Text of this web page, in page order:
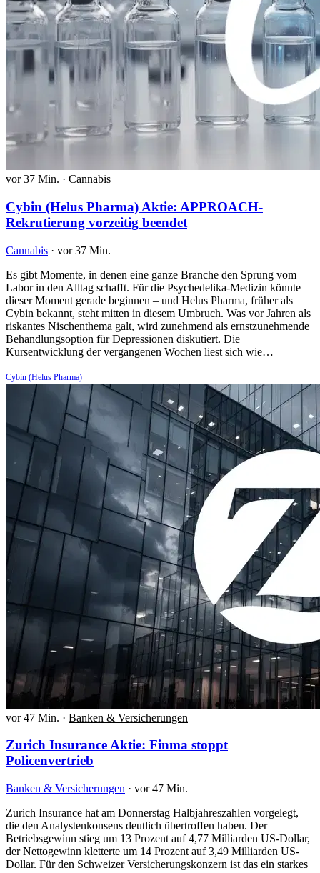
vor 37 Min. · Cannabis
Cybin (Helus Pharma) Aktie: APPROACH-
Rekrutierung vorzeitig beendet
Cannabis · vor 37 Min.
Es gibt Momente, in denen eine ganze Branche den Sprung vom
Labor in den Alltag schafft. Für die Psychedelika-Medizin könnte
dieser Moment gerade beginnen – und Helus Pharma, früher als
Cybin bekannt, steht mitten in diesem Umbruch. Was vor Jahren als
riskantes Nischenthema galt, wird zunehmend als ernstzunehmende
Behandlungsoption für Depressionen diskutiert. Die
Kursentwicklung der vergangenen Wochen liest sich wie…
Cybin (Helus Pharma)
vor 47 Min. · Banken & Versicherungen
Zurich Insurance Aktie: Finma stoppt
Policenvertrieb
Banken & Versicherungen · vor 47 Min.
Zurich Insurance hat am Donnerstag Halbjahreszahlen vorgelegt,
die den Analystenkonsens deutlich übertroffen haben. Der
Betriebsgewinn stieg um 13 Prozent auf 4,77 Milliarden US-Dollar,
der Nettogewinn kletterte um 14 Prozent auf 3,49 Milliarden US-
Dollar. Für den Schweizer Versicherungskonzern ist das ein starkes